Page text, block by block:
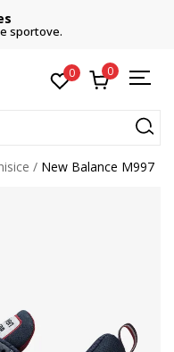
sportove.
0 0
New Balance M997